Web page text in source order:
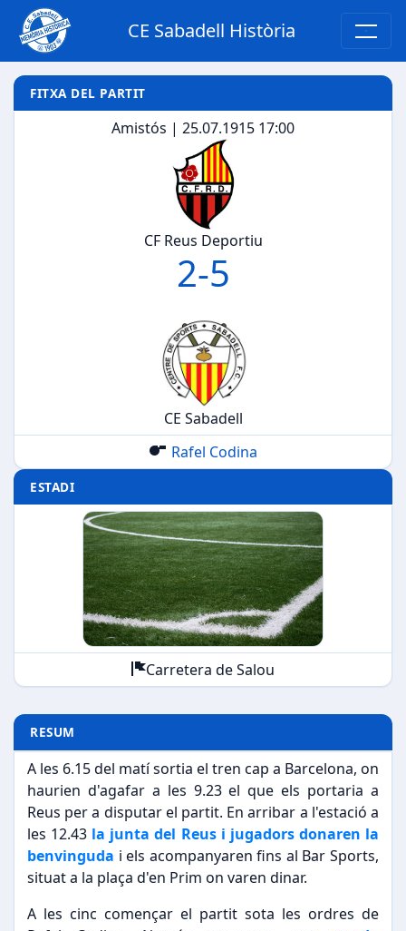
CE Sabadell Història
FITXA DEL PARTIT
Amistós | 25.07.1915 17:00
CF Reus Deportiu
2-5
CE Sabadell
Rafel Codina
ESTADI
Carretera de Salou
RESUM
A les 6.15 del matí sortia el tren cap a Barcelona, on
haurien d'agafar a les 9.23 el que els portaria a
Reus per a disputar el partit. En arribar a l'estació a
les 12.43 la junta del Reus i jugadors donaren la
benvinguda i els acompanyaren fins al Bar Sports,
situat a la plaça d'en Prim on varen dinar.
A les cinc començar el partit sota les ordres de